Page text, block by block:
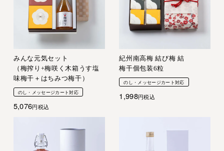
みんな元気セット
（梅搾り+梅咲く木箱うす塩
味梅干＋はちみつ梅干）
のし・メッセージカート対応
5,076 税込
紀州南高梅 結び梅 結
梅干個包装6粒
のし・メッセージカート対応
1,998 税込